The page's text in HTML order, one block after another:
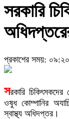
সরকারি
প্রকাশের সময়:
সরকারি
ওষুধ কোম্পানির
স্বাস্থ্য অধিদপ্তর।